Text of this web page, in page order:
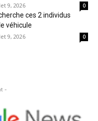
9, 2026 0
ces 2 individus
véhicule
9, 2026 0
-